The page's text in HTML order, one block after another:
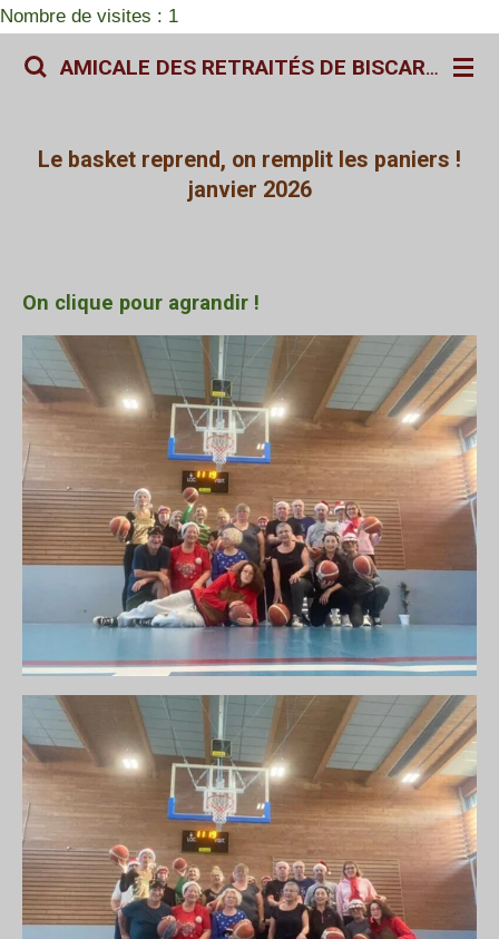
Nombre de visites : 1
Passer
au
AMICALE DES RETRAITÉS DE BISCARROSSE
Le basket reprend, on remplit les paniers !
janvier 2026
On clique pour agrandir !